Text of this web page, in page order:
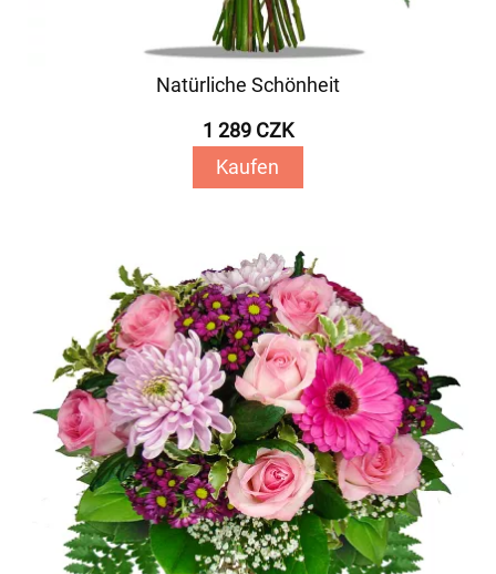
Natürliche Schönheit
1 289 CZK
Kaufen